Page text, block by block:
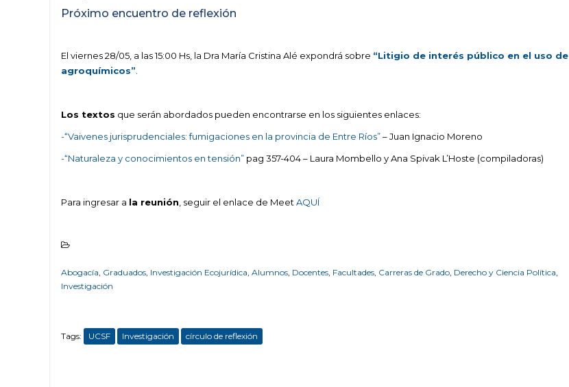
Próximo encuentro de reflexión
El viernes 28/05, a las 15:00 Hs, la Dra María Cristina Alé expondrá sobre “Litigio de interés público en el uso de
agroquímicos”
Los textos que serán abordados pueden encontrarse en los siguientes enlaces:
-“Vaivenes jurisprudenciales: fumigaciones en la provincia de Entre Ríos”– Juan Ignacio Moreno
-“Naturaleza y conocimientos en tensión” pag 357-404 – Laura Mombello y Ana Spivak L’Hoste (compiladoras)
Para ingresar a la reunión , seguir el enlace de Meet AQUÍ
Abogacía, Graduados, Investigación Ecojurídica, Alumnos, Docentes, Facultades, Carreras de Grado, Derecho y Ciencia Política,
Investigación
Tags: UCSF Investigación círculo de reflexión